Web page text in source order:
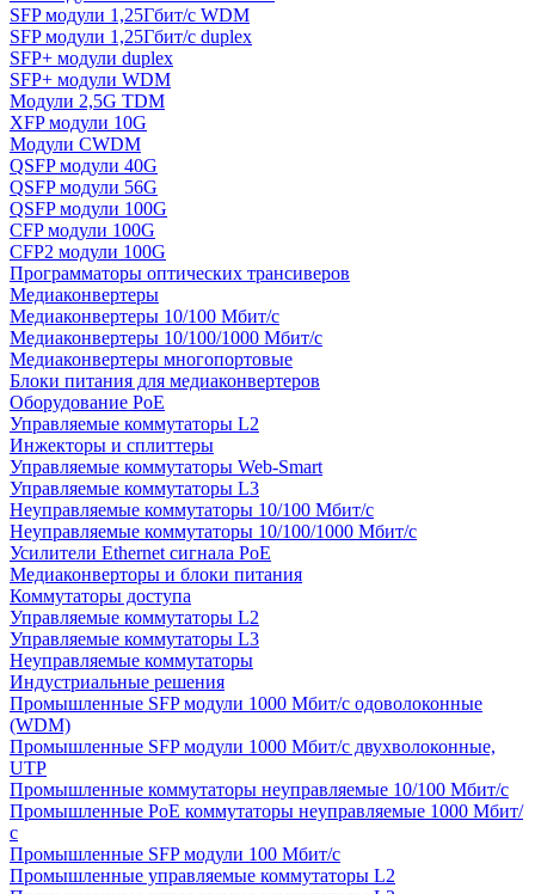
SFP модули 1,25Гбит/с WDM
SFP модули 1,25Гбит/с duplex
SFP+ модули duplex
SFP+ модули WDM
Модули 2,5G TDM
XFP модули 10G
Модули CWDM
QSFP модули 40G
QSFP модули 56G
QSFP модули 100G
CFP модули 100G
CFP2 модули 100G
Программаторы оптических трансиверов
Медиаконвертеры
Медиаконвертеры 10/100 Мбит/с
Медиаконвертеры 10/100/1000 Мбит/c
Медиаконвертеры многопортовые
Блоки питания для медиаконвертеров
Оборудование PoE
Управляемые коммутаторы L2
Инжекторы и сплиттеры
Управляемые коммутаторы Web-Smart
Управляемые коммутаторы L3
Неуправляемые коммутаторы 10/100 Мбит/с
Неуправляемые коммутаторы 10/100/1000 Мбит/с
Усилители Ethernet сигнала PoE
Медиаконверторы и блоки питания
Коммутаторы доступа
Управляемые коммутаторы L2
Управляемые коммутаторы L3
Неуправляемые коммутаторы
Индустриальные решения
Промышленные SFP модули 1000 Мбит/c одоволоконные
(WDM)
Промышленные SFP модули 1000 Мбит/c двухволоконные,
UTP
Промышленные коммутаторы неуправляемые 10/100 Мбит/с
Промышленные PoE коммутаторы неуправляемые 1000 Мбит/
с
Промышленные SFP модули 100 Мбит/c
Промышленные управляемые коммутаторы L2